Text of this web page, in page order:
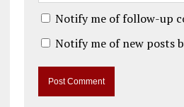
Notify me of follow-up
Notify me of new posts